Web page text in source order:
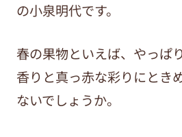
の小泉明代です。
春の果物といえば、やっぱ
香りと真っ赤な彩りにとき
ないでしょうか。